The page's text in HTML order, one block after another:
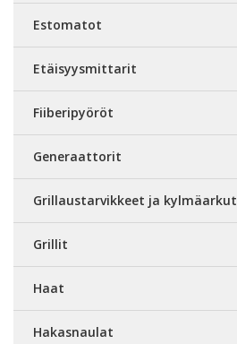
Estomatot
Etäisyysmittarit
Fiiberipyöröt
Generaattorit
Grillaustarvikkeet ja kylmäarkut
Grillit
Haat
Hakasnaulat